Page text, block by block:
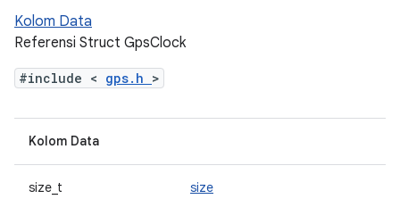
Kolom Data
Referensi Struct GpsClock
#include < gps.h >
Kolom Data
size_t size